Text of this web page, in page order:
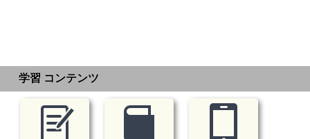
学習 コンテンツ